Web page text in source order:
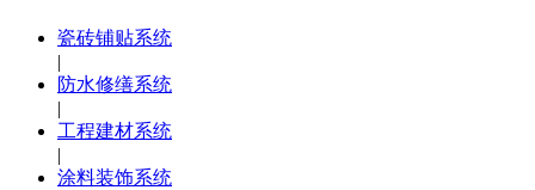
瓷砖铺贴系统
|
防水修缮系统
|
工程建材系统
|
涂料装饰系统